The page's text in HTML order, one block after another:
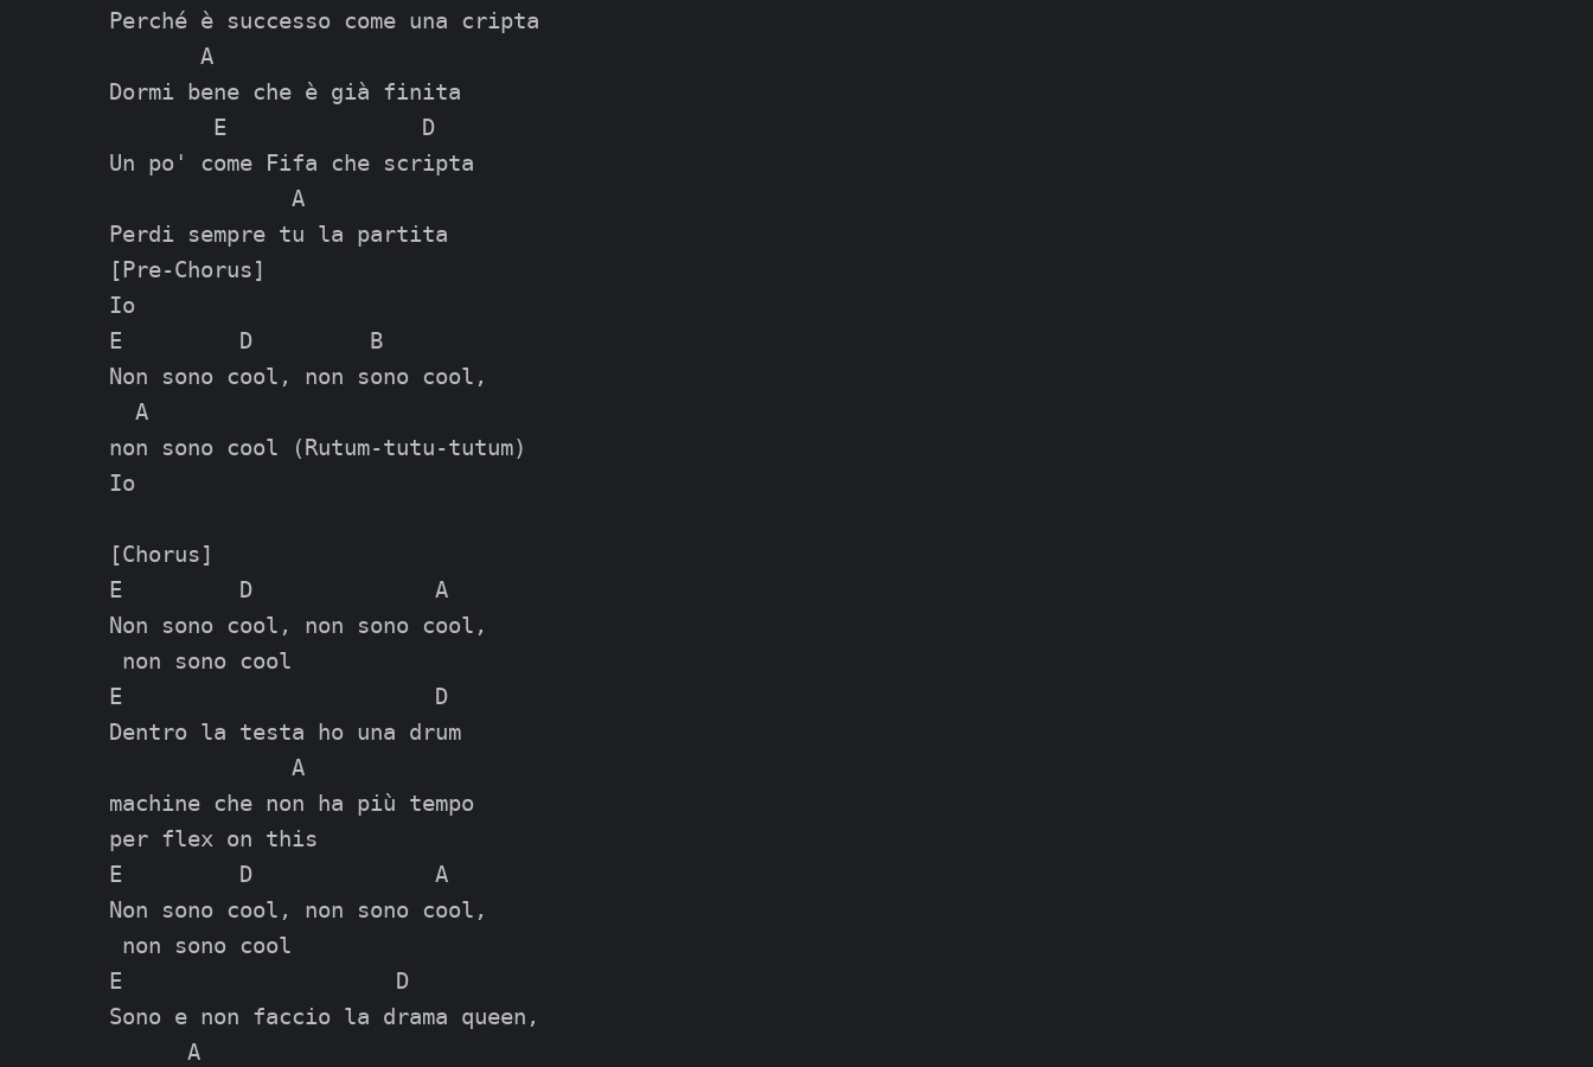
Perché è successo come una cripta
       A
Dormi bene che è già finita
        E               D
Un po' come Fifa che scripta
              A
[Pre-Chorus]
Io
E         D         B
Non sono cool, non sono cool,
  A
non sono cool (Rutum-tutu-tutum)
Io
[Chorus]
E         D              A
Non sono cool, non sono cool,
non sono cool
E                        D
Dentro la testa ho una drum
              A
machine che non ha più tempo
per flex on this
E         D              A
Non sono cool, non sono cool,
non sono cool
E                     D
Sono e non faccio la drama queen,
      A